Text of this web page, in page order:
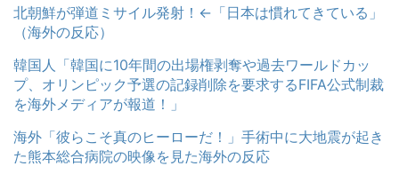
北朝鮮が弾道ミサイル発射！←「日本は慣れてきている」
（海外の反応）
韓国人「韓国に10年間の出場権剥奪や過去ワールドカッ
プ、オリンピック予選の記録削除を要求するFIFA公式制裁
を海外メディアが報道！」
海外「彼らこそ真のヒーローだ！」手術中に大地震が起き
た熊本総合病院の映像を見た海外の反応